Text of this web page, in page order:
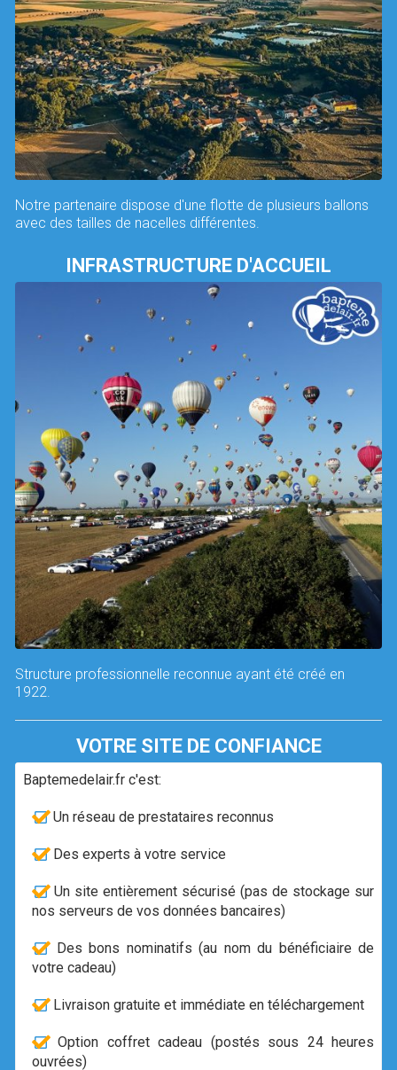
Notre partenaire dispose d'une flotte de plusieurs ballons
avec des tailles de nacelles différentes.
INFRASTRUCTURE D'ACCUEIL
Structure professionnelle reconnue ayant été créé en
1922.
VOTRE SITE DE CONFIANCE
Baptemedelair.fr c'est:
Un réseau de prestataires reconnus
Des experts à votre service
Un site entièrement sécurisé (pas de stockage sur
nos serveurs de vos données bancaires)
Des bons nominatifs (au nom du bénéficiaire de
votre cadeau)
Livraison gratuite et immédiate en téléchargement
Option coffret cadeau (postés sous 24 heures
ouvrées)